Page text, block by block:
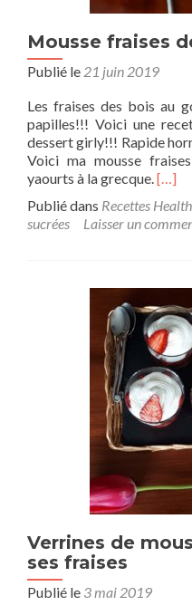
Mousse fraises
Publié le 21 juin 2019
Les fraises des bois au
papilles!!! Voici une
dessert girly!!! Rapide
Voici ma mousse
yaourts à la grecque.[…]
Publié dans Recettes
sucrées
Laisser un
Verrines de
ses fraises
Publié le 3 mai 2019